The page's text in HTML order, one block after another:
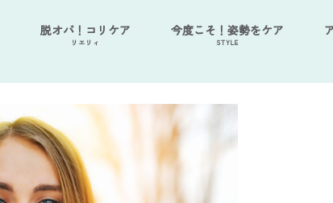
脱オバ！コリケア
リエリィ
今度こそ！姿勢をケア
STYLE